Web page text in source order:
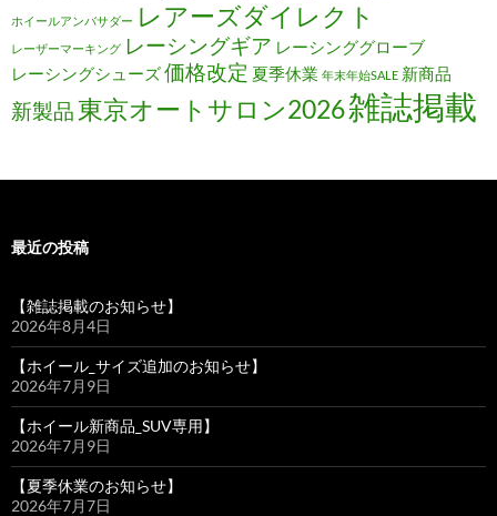
ホイールアンバサダー レアーズダイレクト
レーザーマーキング レーシングギア レーシンググローブ
レーシングシューズ価格改定 夏季休業 年末年始SALE 新商品
新製品 東京オートサロン2026雑誌掲載
最近の投稿
【雑誌掲載のお知らせ】
2026年8月4日
【ホイール_サイズ追加のお知らせ】
2026年7月9日
【ホイール新商品_SUV専用】
2026年7月9日
【夏季休業のお知らせ】
2026年7月7日